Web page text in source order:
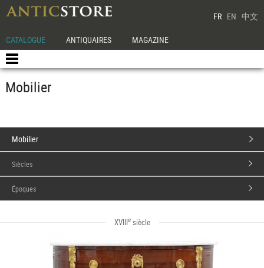
FR EN 中文
CATALOGUE ANTIQUAIRES MAGAZINE
Mobilier
Mobilier
Siècles
Époques
XVIIIesiècle